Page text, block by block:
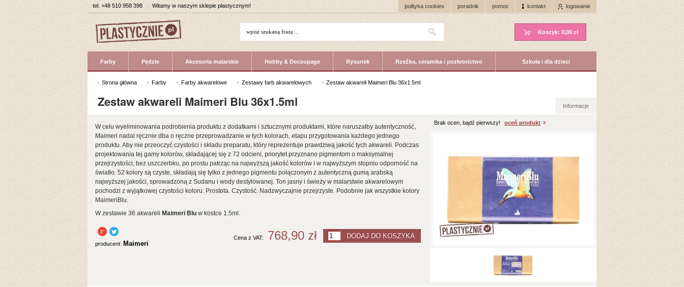
tel.+48 510 958 398 | Witamy w naszym sklepie plastycznym! logowanie
kontakt
pomoc
poradnik
polityka cookies
Koszyk: 0,00 zł
Farby Pędzle Akcesoria malarskie Hobby & Decoupage Rysunek Rzeźba, ceramika i pozłotnictwo Szkoła i dla dzieci
Strona główna Farby Farby akwarelowe Zestawy farb akwarelowych Zestaw akwareli Maimeri Blu 36x1.5ml
Zestaw akwareli Maimeri Blu 36x1.5ml Informacje
Brak ocen, bądź pierwszy! oceń produkt
W celu wyeliminowania podrobienia produktu z dodatkami i sztucznymi produktami, które naruszałby autentyczność,
Maimeri nadal ręcznie dba o ręczne przeprowadzanie w tych kolorach, etapu przygotowania każdego jednego
produktu. Aby nie przeoczyć czystości i składu preparatu, który reprezentuje prawdziwą jakość tych akwareli. Podczas
projektowania tej gamy kolorów, składającej się z 72 odcieni, priorytet przyznano pigmentom o maksymalnej
przejrzystości, bez uszczerbku, po prostu patrząc na najwyższą jakość kolorów i w najwyższym stopniu odporność na
światło. 52 kolory są czyste, składają się tylko z jednego pigmentu połączonym z autentyczną gumą arabską
najwyższej jakości, sprowadzoną z Sudanu i wody destylowanej. Ton jasny i świeży w malarstwie akwarelowym
pochodzi z wyjątkowej czystości koloru. Prostota. Czystość. Nadzwyczajnie przejrzyste. Podobnie jak wszystkie kolory
MaimeriBlu.
W zestawie 36 akwareli Maimeri Blu w kostce 1.5ml.
producent: Maimeri
768,90 zł
Cena z VAT: